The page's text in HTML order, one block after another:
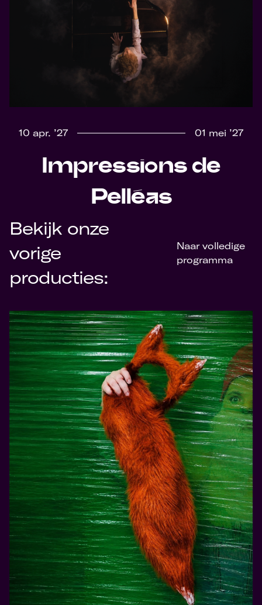
10 apr. ’27 01 mei ’27
Impressions de
Pelléas
Bekijk onze
vorige
producties:
Naar volledige
programma